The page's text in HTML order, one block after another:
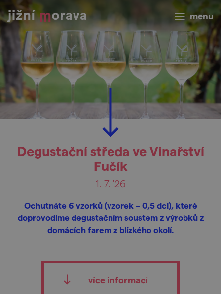
menu
Degustační středa ve Vinařství
Fučík
1. 7. '26
Ochutnáte 6 vzorků (vzorek – 0,5 dcl), které
doprovodíme degustačním soustem z výrobků z
domácích farem z blízkého okolí.
více informací